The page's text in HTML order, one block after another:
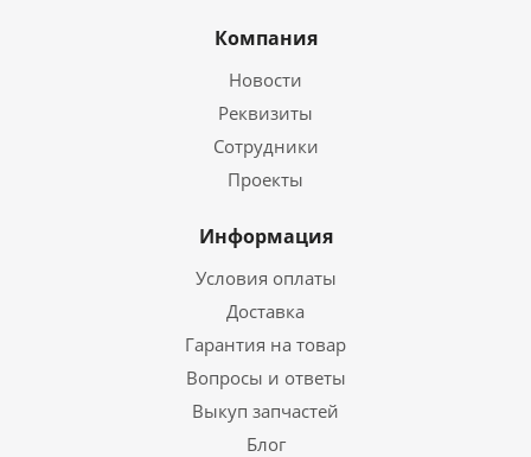
Компания
Новости
Реквизиты
Сотрудники
Проекты
Информация
Условия оплаты
Доставка
Гарантия на товар
Вопросы и ответы
Выкуп запчастей
Блог